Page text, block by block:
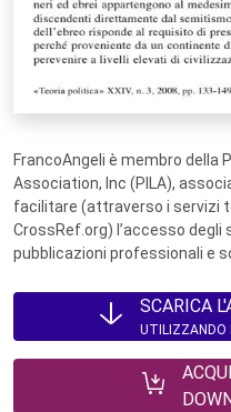
FrancoAngeli è membro della
Association, Inc (PILA),
facilitare (attraverso i servizi
CrossRef.org) l’accesso
pubblicazioni professionali e
SCARICA
UTILIZZANDO